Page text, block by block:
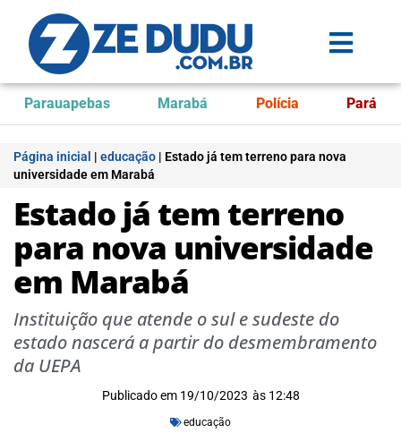
Parauapebas Marabá Polícia Pará
Página inicial | educação | Estado já tem terreno para nova
universidade em Marabá
Estado já tem terreno
para nova universidade
em Marabá
Instituição que atende o sul e sudeste do
estado nascerá a partir do desmembramento
da UEPA
Publicado em 19/10/2023 às 12:48
educação